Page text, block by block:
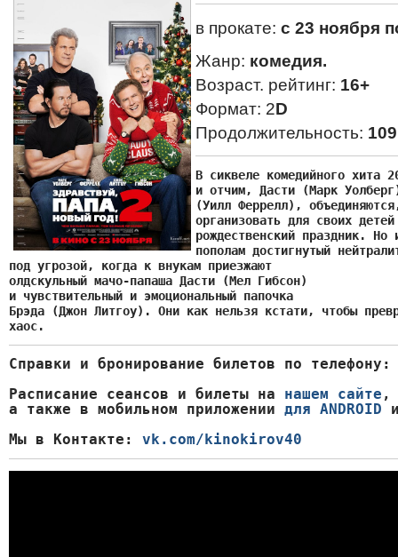
в прокате: с 23 ноября
Жанр: комедия.
Возраст. рейтинг: 16+
Формат: 2D
Продолжительность:
В сиквеле комедийного хита
и отчим, Дасти (Марк
(Уилл Феррелл),
организовать для своих детей
рождественский праздник. Но
пополам достигнутый
под угрозой, когда к внукам приезжают
олдскульный мачо-папаша Дасти (Мел Гибсон)
и чувствительный и эмоциональный папочка
Брэда (Джон Литгоу). Они как нельзя кстати, чтобы
хаос.
Справки и бронирование билетов по
Расписание сеансов и билеты на нашем сайте ,
а также в мобильном приложении для ANDROID
Мы в Контакте: vk.com/kinokirov40